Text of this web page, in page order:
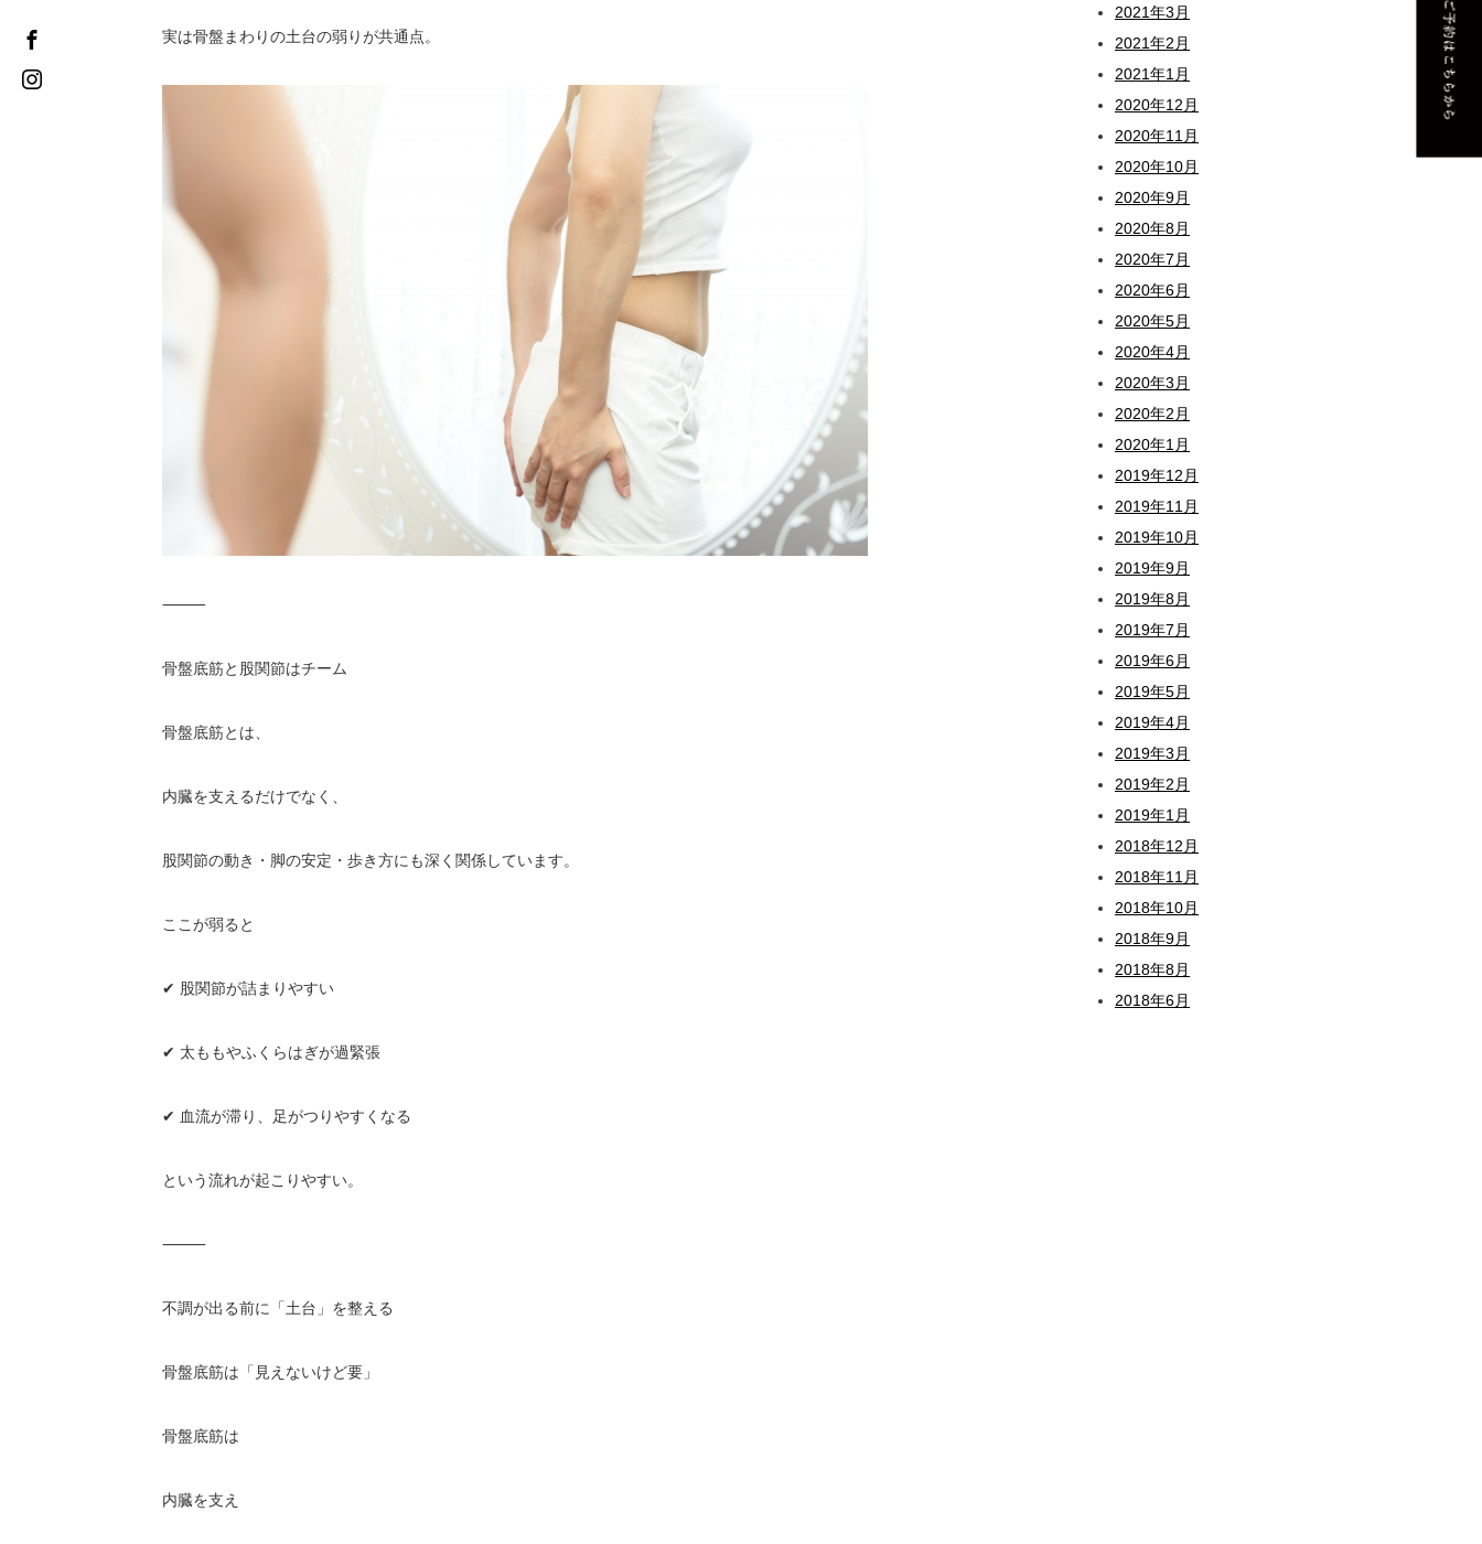
実は骨盤まわりの土台の弱りが共通点。
⸻
骨盤底筋と股関節はチーム
骨盤底筋とは、
内臓を支えるだけでなく、
股関節の動き・脚の安定・歩き方にも深く関係しています。
ここが弱ると
✔ 股関節が詰まりやすい
✔ 太ももやふくらはぎが過緊張
✔ 血流が滞り、足がつりやすくなる
という流れが起こりやすい。
⸻
不調が出る前に「土台」を整える
骨盤底筋は「見えないけど要」
骨盤底筋は
内臓を支え
2021年3月
2021年2月
2021年1月
2020年12月
2020年11月
2020年10月
2020年9月
2020年8月
2020年7月
2020年6月
2020年5月
2020年4月
2020年3月
2020年2月
2020年1月
2019年12月
2019年11月
2019年10月
2019年9月
2019年8月
2019年7月
2019年6月
2019年5月
2019年4月
2019年3月
2019年2月
2019年1月
2018年12月
2018年11月
2018年10月
2018年9月
2018年8月
2018年6月